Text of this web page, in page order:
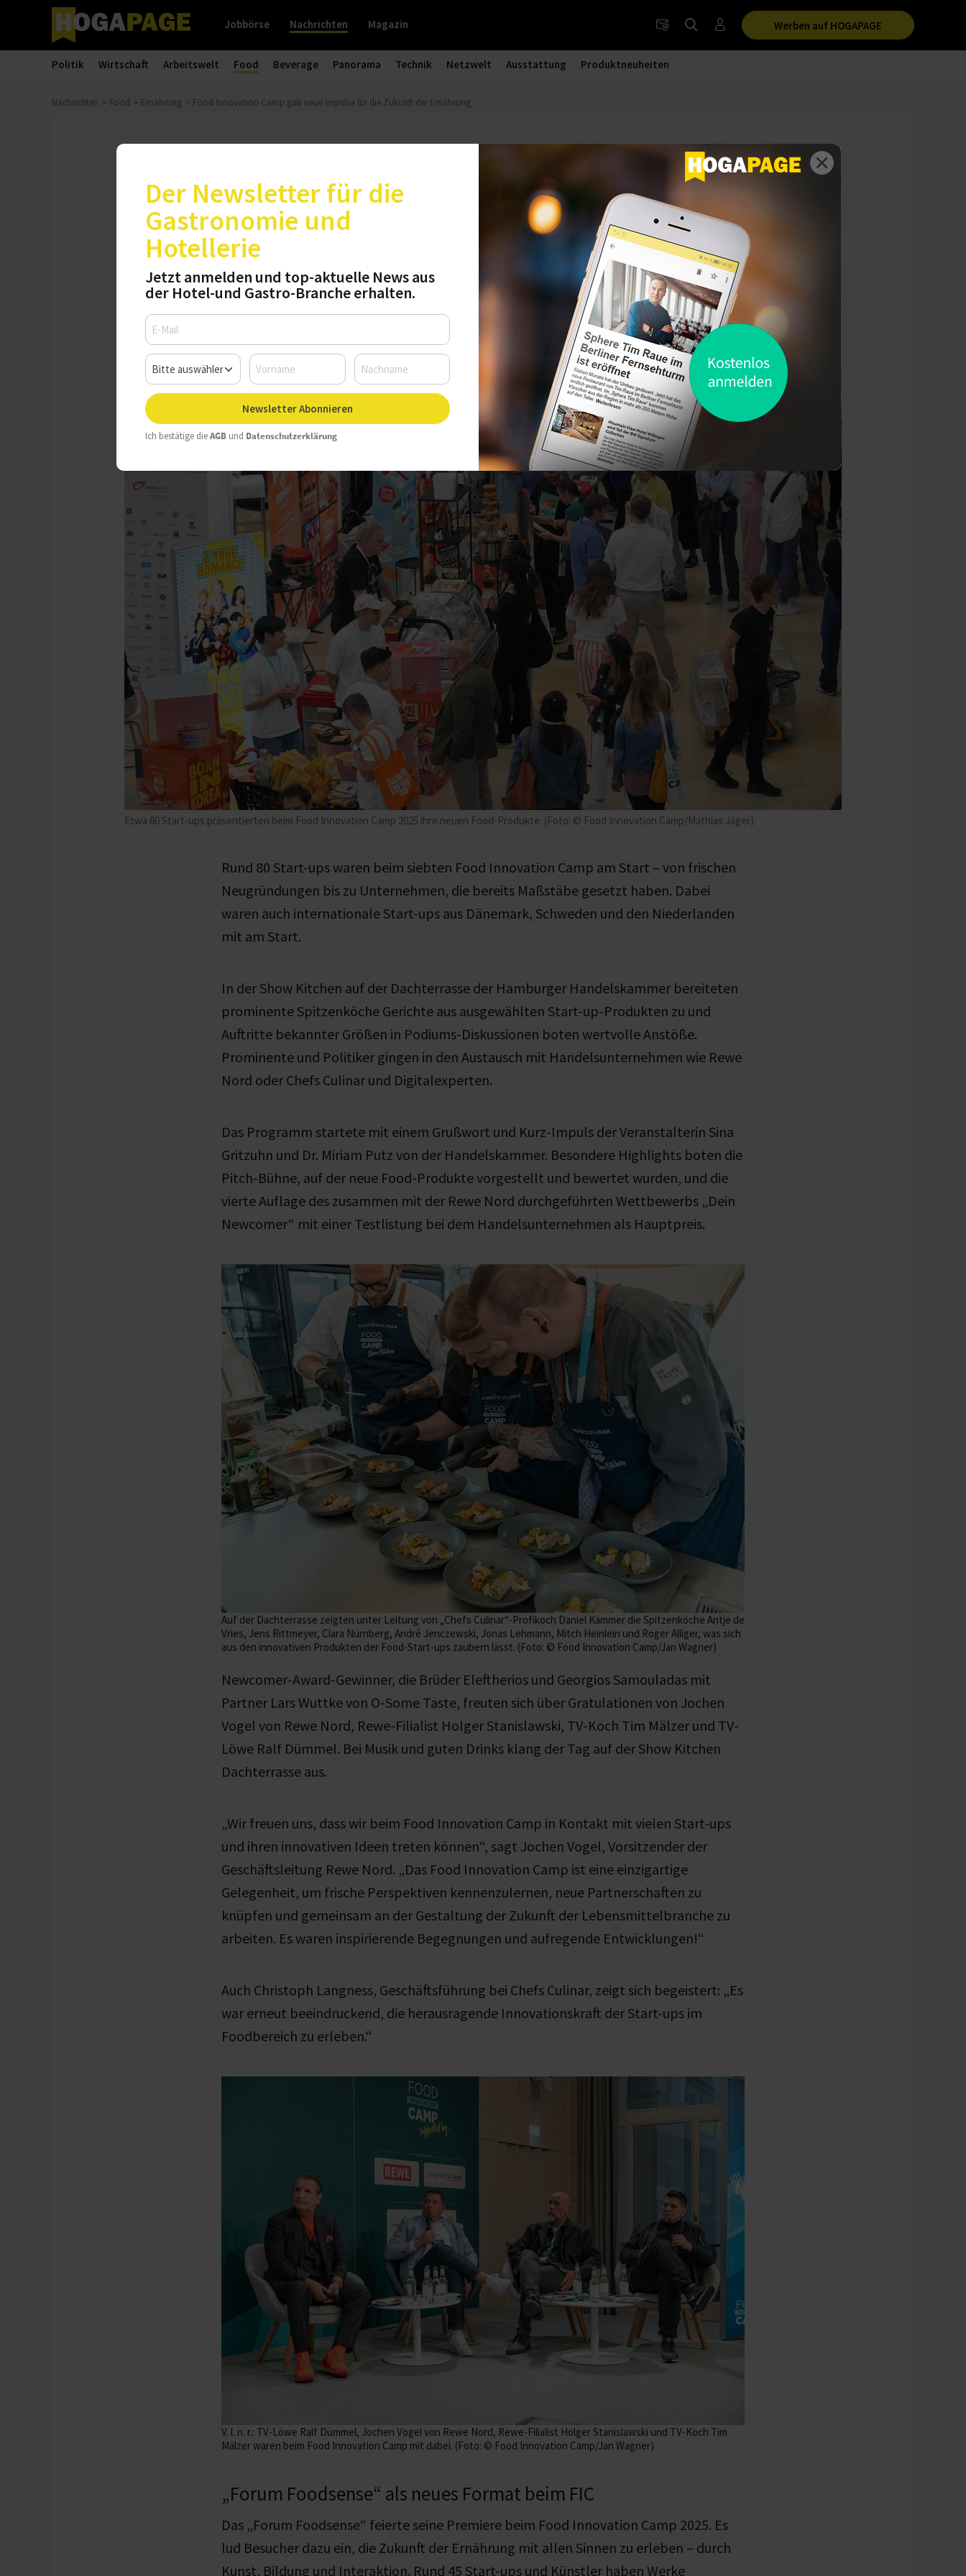
Werben auf HOGAPAGE
Jobbörse Nachrichten Magazin
Politik Wirtschaft Arbeitswelt Food Beverage Panorama Technik Netzwelt Ausstattung Produktneuheiten
Nachrichten Food Ernährung Food Innovation Camp gab neue Impulse für die Zukunft der Ernährung
Food Innovation Camp gab neue Impulse für die Zukunft der
Ernährung
Etwa 80 Start-ups präsentierten beim Food Innovation Camp 2025 ihre neuen Food-Produkte. (Foto: © Food Innovation Camp/Mathias Jäger)
Bereits zum siebten Mal fand am 23. Juni 2025 das Food Innovation Camp (FIC) statt.
Die Veranstaltung setzte ein Ausrufezeichen für die Zukunft der Ernährung. Mit dem
neuen Forum Foodsense stand das Erleben mit allen Sinnen und unterschiedlichen
kreativen Ausdrucksformen aus Kunst, Bildung und Interaktion im Zentrum.
Mittwoch, 25.06.2025, 10:13 Uhr, Autor:Sarah Kleinen
Rund 80 Start-ups waren beim siebten Food Innovation Camp am Start – von frischen
Neugründungen bis zu Unternehmen, die bereits Maßstäbe gesetzt haben. Dabei
waren auch internationale Start-ups aus Dänemark, Schweden und den Niederlanden
mit am Start.
In der Show Kitchen auf der Dachterrasse der Hamburger Handelskammer bereiteten
prominente Spitzenköche Gerichte aus ausgewählten Start-up-Produkten zu und
Auftritte bekannter Größen in Podiums-Diskussionen boten wertvolle Anstöße.
Prominente und Politiker gingen in den Austausch mit Handelsunternehmen wie Rewe
Nord oder Chefs Culinar und Digitalexperten.
Das Programm startete mit einem Grußwort und Kurz-Impuls der Veranstalterin Sina
Gritzuhn und Dr. Miriam Putz von der Handelskammer. Besondere Highlights boten die
Pitch-Bühne, auf der neue Food-Produkte vorgestellt und bewertet wurden, und die
vierte Auflage des zusammen mit der Rewe Nord durchgeführten Wettbewerbs „Dein
Newcomer“ mit einer Testlistung bei dem Handelsunternehmen als Hauptpreis.
Auf der Dachterrasse zeigten unter Leitung von „Chefs Culinar“-Profikoch Daniel Kämmer die Spitzenköche Antje de
Vries, Jens Rittmeyer, Clara Nürnberg, André Jenczewski, Jonas Lehmann, Mitch Heinlein und Roger Alliger, was sich
aus den innovativen Produkten der Food-Start-ups zaubern lässt. (Foto: © Food Innovation Camp/Jan Wagner)
Newcomer-Award-Gewinner, die Brüder Eleftherios und Georgios Samouladas mit
Partner Lars Wuttke von O-Some Taste, freuten sich über Gratulationen von Jochen
Vogel von Rewe Nord, Rewe-Filialist Holger Stanislawski, TV-Koch Tim Mälzer und TV-
Löwe Ralf Dümmel. Bei Musik und guten Drinks klang der Tag auf der Show Kitchen
Dachterrasse aus.
„Wir freuen uns, dass wir beim Food Innovation Camp in Kontakt mit vielen Start-ups
und ihren innovativen Ideen treten können“, sagt Jochen Vogel, Vorsitzender der
Geschäftsleitung Rewe Nord. „Das Food Innovation Camp ist eine einzigartige
Gelegenheit, um frische Perspektiven kennenzulernen, neue Partnerschaften zu
knüpfen und gemeinsam an der Gestaltung der Zukunft der Lebensmittelbranche zu
arbeiten. Es waren inspirierende Begegnungen und aufregende Entwicklungen!“
Auch Christoph Langness, Geschäftsführung bei Chefs Culinar, zeigt sich begeistert: „Es
war erneut beeindruckend, die herausragende Innovationskraft der Start-ups im
Foodbereich zu erleben.“
V. l. n. r.: TV-Löwe Ralf Dümmel, Jochen Vogel von Rewe Nord, Rewe-Filialist Holger Stanislawski und TV-Koch Tim
Mälzer waren beim Food Innovation Camp mit dabei. (Foto: © Food Innovation Camp/Jan Wagner)
„Forum Foodsense“ als neues Format beim FIC
Das „Forum Foodsense“ feierte seine Premiere beim Food Innovation Camp 2025. Es
lud Besucher dazu ein, die Zukunft der Ernährung mit allen Sinnen zu erleben – durch
Kunst, Bildung und Interaktion. Rund 45 Start-ups und Künstler haben Werke
Der Newsletter für die
Gastronomie und
Hotellerie
Jetzt anmelden und top-aktuelle News aus
der Hotel-und Gastro-Branche erhalten.
Newsletter Abonnieren
Ich bestätige dieAGB und Datenschutzerklärung